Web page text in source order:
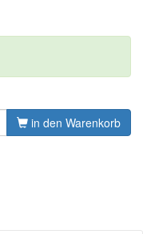
in den Warenkorb